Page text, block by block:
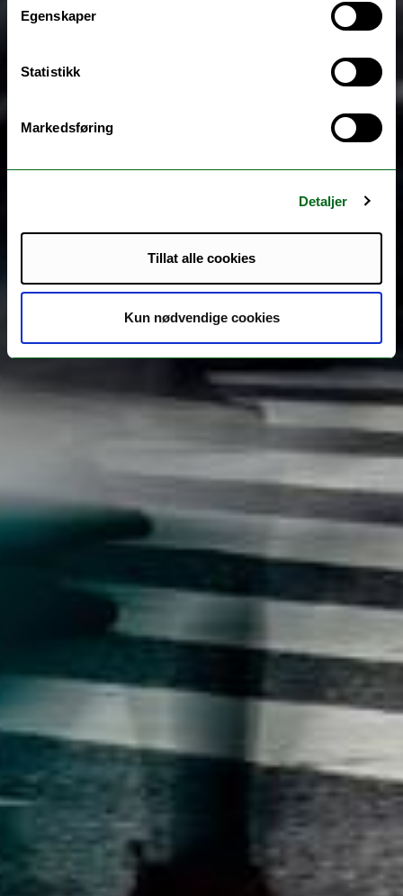
Egenskaper
Statistikk
Markedsføring
Detaljer
Tillat alle cookies
Kun nødvendige cookies